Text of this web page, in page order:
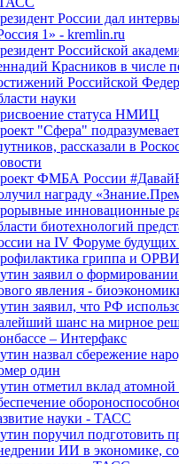
России дал
1» - kremlin.ru
Российской
Красников в числе
Российской
науки
статуса НМИЦ
"Сфера"
рассказали в
ФМБА России
награду
инновационные
биотехнологий
на IV Форуме будущих
гриппа и ОРВИ
заявил о
явления -
заявил, что РФ
шанс на мирное
– Интерфакс
назвал сбережение
один
отметил вклад атомной
науки - ТАСС
поручил подготовить
ИИ в экономике,